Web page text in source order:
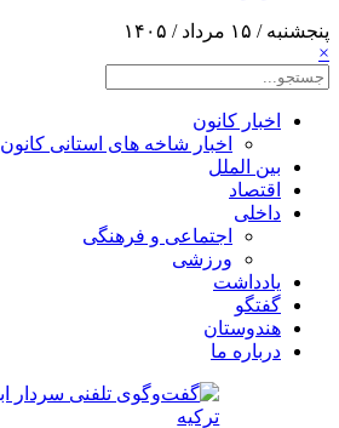
پنجشنبه / ۱۵ مرداد / ۱۴۰۵
×
اخبار کانون
اخبار شاخه های استانی کانون
بین الملل
اقتصاد
داخلی
اجتماعی و فرهنگی
ورزشی
یادداشت
گفتگو
هندوستان
درباره ما